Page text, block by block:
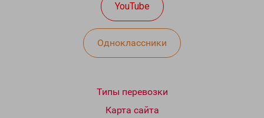
YouTube
Одноклассники
Типы перевозки
Карта сайта